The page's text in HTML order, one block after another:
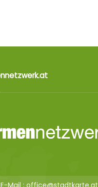
E-Mail : office@stadtkarte.at